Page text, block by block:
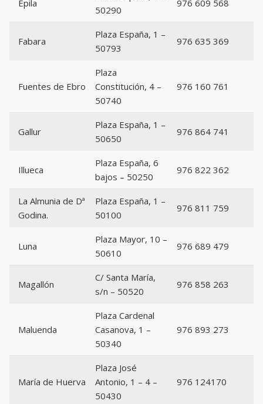
Épila
50290
976 609 568
Fabara
Plaza España, 1 –
50793
976 635 369
Fuentes de Ebro
Plaza
Constitución, 4 –
50740
976 160 761
Gallur
Plaza España, 1 –
50650
976 864 741
Illueca
Plaza España, 6
bajos – 50250
976 822 362
La Almunia de Dª
Godina.
Plaza España, 1 –
50100
976 811 759
Luna
Plaza Mayor, 10 –
50610
976 689 479
Magallón
C/ Santa María,
s/n – 50520
976 858 263
Maluenda
Plaza Cardenal
Casanova, 1 –
50340
976 893 273
María de Huerva
Plaza José
Antonio, 1 – 4 –
50430
976 124170